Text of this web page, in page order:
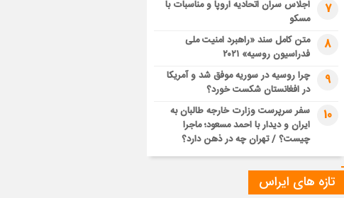
7
اجلاس سران اتحادیه اروپا و مناسبات با
مسکو
8
متن کامل سند «راهبرد امنیت ملی
فدراسیون روسیه» ۲۰۲۱
9
چرا روسیه در سوریه موفق شد و آمریکا
در افغانستان شکست خورد؟
10
سفر سرپرست وزارت خارجه طالبان به
ایران و دیدار با احمد مسعود؛ ماجرا
چیست؟ / تهران چه در ذهن دارد؟
تازه های ایراس